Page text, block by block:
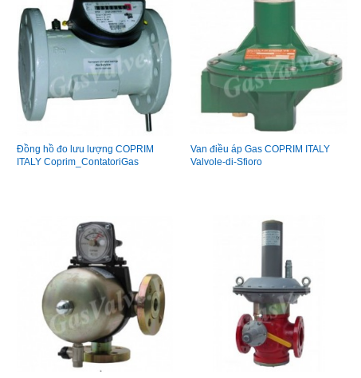
Đồng hồ đo lưu lượng COPRIM
ITALY Coprim_ContatoriGas
Van điều áp Gas COPRIM ITALY
Valvole-di-Sfioro